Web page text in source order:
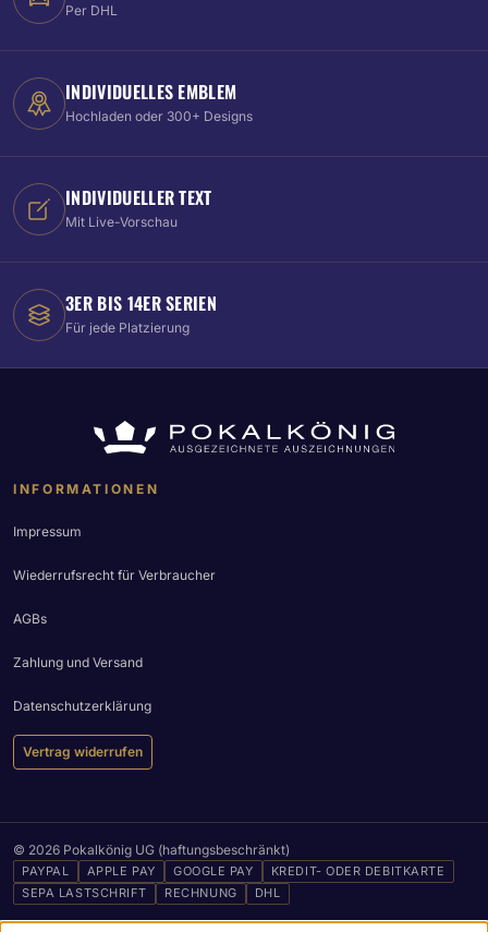
Per DHL
INDIVIDUELLES EMBLEM
Hochladen oder 300+ Designs
INDIVIDUELLER TEXT
Mit Live-Vorschau
3ER BIS 14ER SERIEN
Für jede Platzierung
INFORMATIONEN
Impressum
Wiederrufsrecht für Verbraucher
AGBs
Zahlung und Versand
Datenschutzerklärung
Vertrag widerrufen
© 2026 Pokalkönig UG (haftungsbeschränkt)
PAYPAL APPLE PAY GOOGLE PAY
KREDIT- ODER DEBITKARTE
SEPA LASTSCHRIFT
RECHNUNG DHL